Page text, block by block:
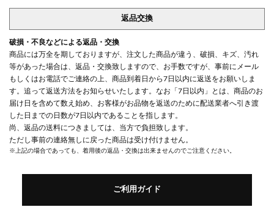
返品交換
破損・不良などによる返品・交換
商品には万全を期しておりますが、注文した商品が違う、破損、キズ、汚れ
等があった場合は、返品・交換致しますので、お手数ですが、事前にメール
もしくはお電話でご連絡の上、商品到着日から7日以内に返送をお願いしま
す。追って返送方法をお知らせいたします。なお「7日以内」とは、商品のお
届け日を含めて数え始め、お客様がお品物を返送のために配送業者へ引き渡
した日までの日数が7日以内であることを指します。
尚、返品の送料につきましては、当方で負担致します。
ただし事前の連絡無しに戻った商品は受け付けません。
※上記の場合であっても、着用後の返品・交換は出来ませんのでご注意ください。
ご利用ガイド